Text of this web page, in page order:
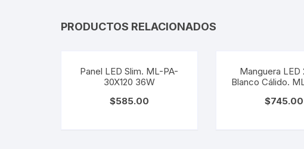
PRODUCTOS RELACIONADOS
Panel LED Slim. ML-PA-
30X120 36W
$585.00
Manguera LED
Blanco Cálido.
$745.00